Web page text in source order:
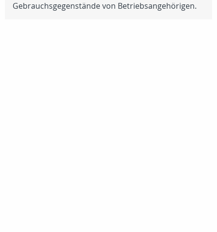
Gebrauchsgegenstände von Betriebsangehörigen.